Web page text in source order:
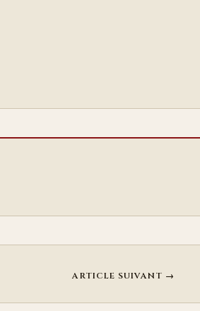
ARTICLE SUIVANT →